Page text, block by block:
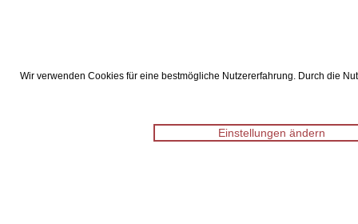
Wir verwenden Cookies für eine bestmögliche Nutzererfahrung. Durch die
Einstellungen ändern